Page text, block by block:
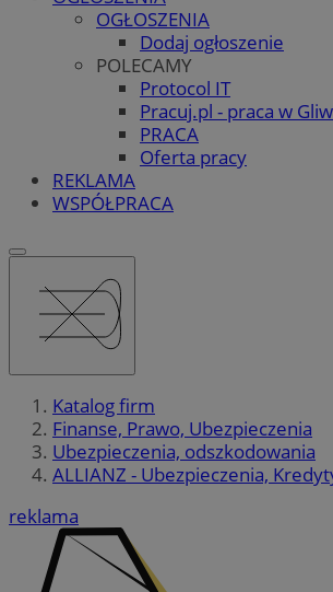
OGŁOSZENIA
Dodaj ogłoszenie
POLECAMY
Protocol IT
Pracuj.pl - praca w
PRACA
Oferta pracy
REKLAMA
WSPÓŁPRACA
Katalog firm
Finanse, Prawo, Ubezpieczenia
Ubezpieczenia, odszkodowania
ALLIANZ - Ubezpieczenia,
reklama